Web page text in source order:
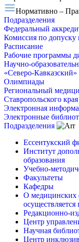
Нормативно –
Подразделения
Федеральный
Комиссия по
Расписание
Рабочие программы
Научно-
«Северо-Кавказский»
Олимпиады
Региональный
Ставропольского
Электронная
Электронные
Подразделения
Ессентукский
Институт
образования
Учебно-
Факультеты
Кафедры
О медицинских
осуществляется
Редакционно-
Центр
Научная
Центр